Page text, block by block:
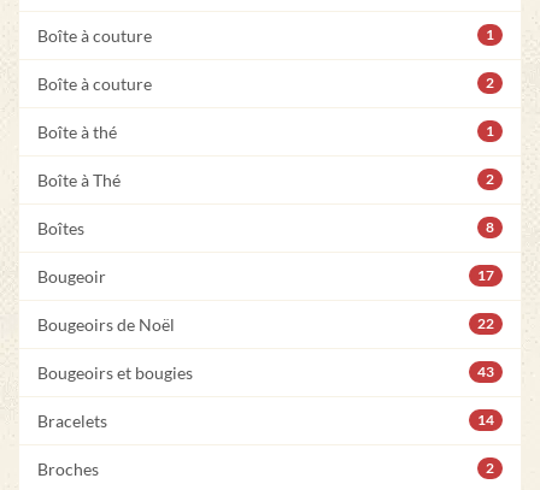
Boîte à couture 1
Boîte à couture 2
Boîte à thé 1
Boîte à Thé 2
Boîtes 8
Bougeoir 17
Bougeoirs de Noël 22
Bougeoirs et bougies 43
Bracelets 14
Broches 2